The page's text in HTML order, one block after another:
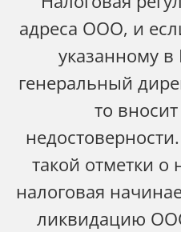
адреса ООО, и
указанному
генеральный
то
такой отметки о
налоговая
ликвидацию